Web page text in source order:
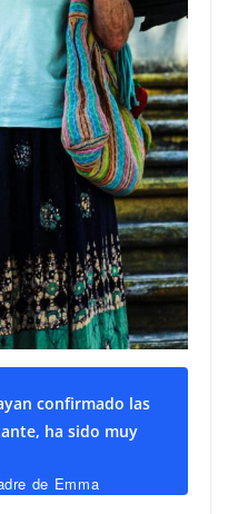
confirmado las
ha sido muy
de Emma